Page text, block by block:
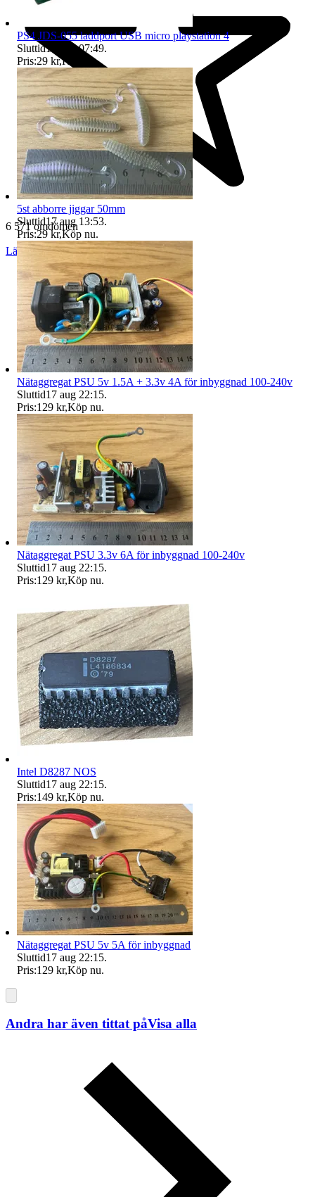
6 571 omdömen
Läs omdömen Följ
PS4 JDS-055 laddport USB micro playstation 4
Sluttid17 aug 07:49.
Pris:29 kr,Köp nu.
5st abborre jiggar 50mm
Sluttid17 aug 13:53.
Pris:29 kr,Köp nu.
Nätaggregat PSU 5v 1.5A + 3.3v 4A för inbyggnad 100-240v
Sluttid17 aug 22:15.
Pris:129 kr,Köp nu.
Nätaggregat PSU 3.3v 6A för inbyggnad 100-240v
Sluttid17 aug 22:15.
Pris:129 kr,Köp nu.
Intel D8287 NOS
Sluttid17 aug 22:15.
Pris:149 kr,Köp nu.
Nätaggregat PSU 5v 5A för inbyggnad
Sluttid17 aug 22:15.
Pris:129 kr,Köp nu.
Andra har även tittat påVisa alla